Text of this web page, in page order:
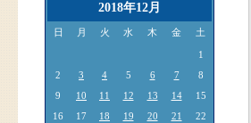
2018年12月
日 月 火 水 木 金 土
1
2
3 4 5 6 7
8
9
10 11 12 13 14
15
16
17 18 19 20 21
22